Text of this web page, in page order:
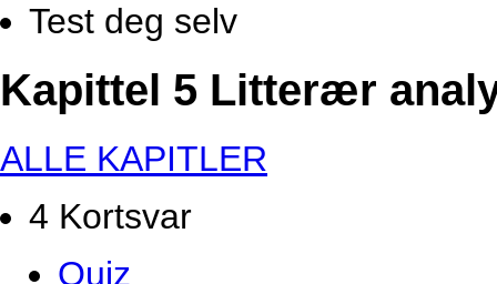
Test deg selv
Kapittel 5 Litterær
ALLE KAPITLER
4 Kortsvar
Quiz